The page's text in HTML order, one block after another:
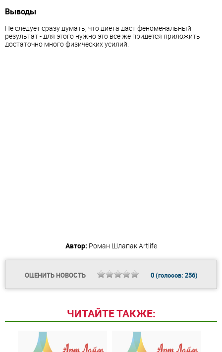
Выводы
Не следует сразу думать, что диета даст феноменальный
результат - для этого нужно это все же придется приложить
достаточно много физических усилий.
Автор: Роман ШлапакArtlife
ОЦЕНИТЬ НОВОСТЬ 0(голосов: 256)
ЧИТАЙТЕ ТАКЖЕ: